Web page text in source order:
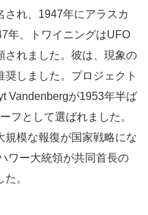
され、1947年にアラスカ
年、トワイニングはUFO
されました。彼は、現象の
しました。プロジェクト
Vandenbergが1953年半ば
フとして選ばれました。
規模な報復が国家戦略にな
ワー大統領が共同首長の
。